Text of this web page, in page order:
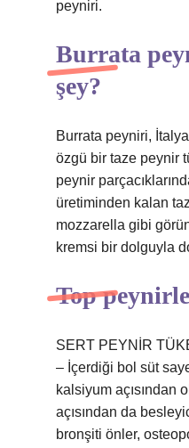
peyniri.
Burrata
şey?
Burrata peyniri,
özgü bir taze peynir
peynir
üretiminden kalan
mozzarella gibi
kremsi bir dolguyla
Top
SERT PEYNİR
– İçerdiği bol süt
kalsiyum açısından
açısından da
bronşiti önler,